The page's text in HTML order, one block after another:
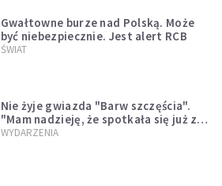
Gwałtowne burze nad Polską. Może
być niebezpiecznie. Jest alert RCB
ŚWIAT
Nie żyje gwiazda "Barw szczęścia".
"Mam nadzieję, że spotkała się już z
Bogiem, którego tak bardzo kochała"
WYDARZENIA